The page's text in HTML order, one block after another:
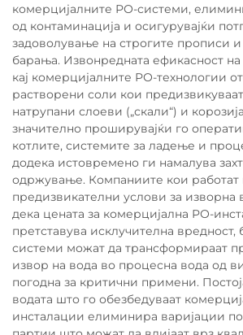
комерцијалните РО-системи,
од контаминација и осигурувајќи
задоволување на строгите прописи
барања. Извонредната ефикасност
кај комерцијалните РО-технологии
растворени соли кои
натрупани слоеви („скали“) и
значително проширувајќи го
котлите, системите за ладење и
додека истовремено ги намалува
одржување. Компаниите кои работат
предизвикателни услови за изворна
дека цената за комерцијална РО-
претставува исклучителна вредност,
системи можат да трансформираат
извор на вода во процесна вода од
погодна за критични примени.
водата што го обезбедуваат
инсталации елиминира варијации